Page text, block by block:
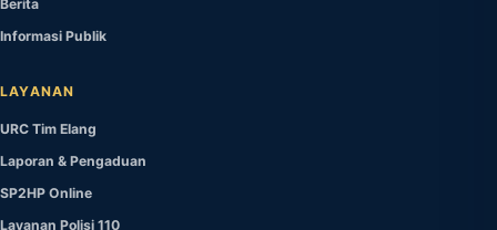
Berita
Informasi Publik
LAYANAN
URC Tim Elang
Laporan & Pengaduan
SP2HP Online
Layanan Polisi 110